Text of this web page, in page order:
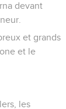
devant
et grands
et le
les